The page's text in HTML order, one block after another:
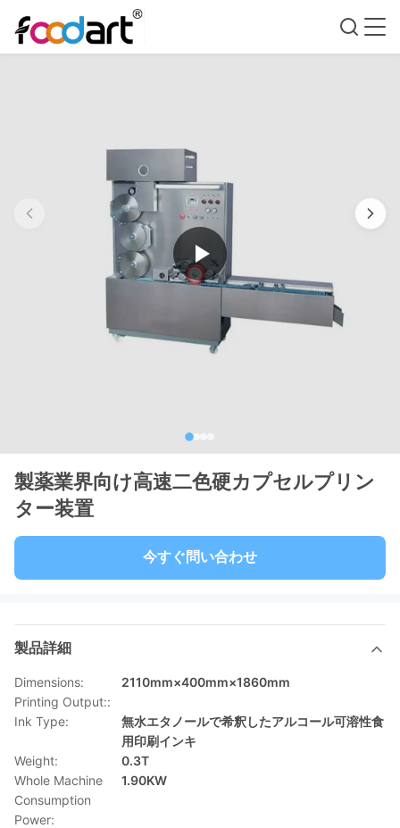
製薬業界向け高速二色硬カプセルプリン
ター装置
今すぐ問い合わせ
製品詳細
Dimensions:
2110mm×400mm×1860mm
Printing Output::
Ink Type:
無水エタノールで希釈したアルコール可溶性食
用印刷インキ
Weight:
0.3T
Whole Machine
Consumption
Power:
1.90KW